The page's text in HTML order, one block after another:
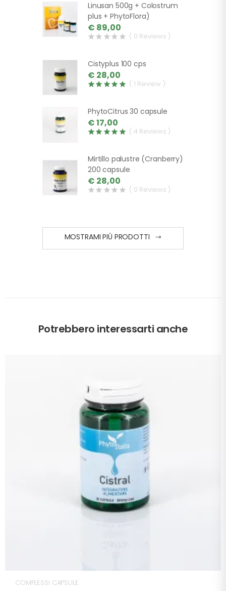
Linusan 500g + Colostrum
plus + PhytoFlora)
€ 89,00
( 0 Reviews )
Cistyplus 100 cps
€ 28,00
( 1 Review )
PhytoCitrus 30 capsule
€ 17,00
( 4 Reviews )
Mirtillo palustre (Cranberry)
200 capsule
€ 28,00
( 0 Reviews )
MOSTRAMI PIÙ PRODOTTI
Potrebbero interessarti anche
COMPLESSI CAPSULE